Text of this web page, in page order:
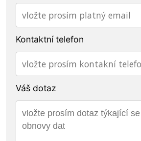
Kontaktní telefon
Váš dotaz